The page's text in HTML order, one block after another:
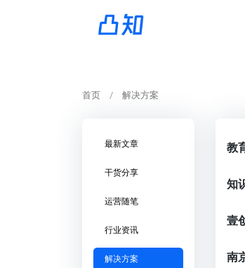
首页 解决方案
最新文章
干货分享
运营随笔
行业资讯
解决方案